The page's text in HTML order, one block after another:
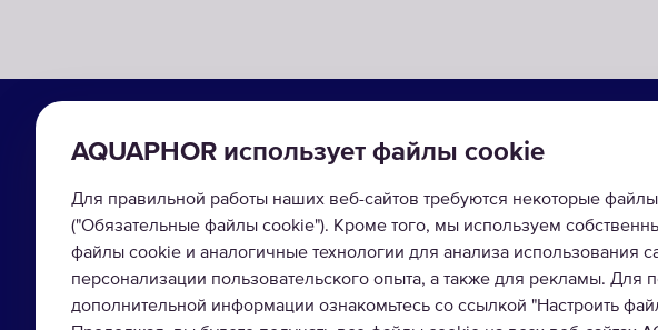
AQUAPHOR использует файлы cookie
Для правильной работы наших веб-сайтов требуются некоторые
("Обязательные файлы cookie"). Кроме того, мы используем
файлы cookie и аналогичные технологии для анализа использования
персонализации пользовательского опыта, а также для рекламы. Для
дополнительной информации ознакомьтесь со ссылкой "Настроить
Магистральные фильтры
Промышленная водоочистка
КАТАЛОГ
Фильтры-кувшины
Фильтры под мойку